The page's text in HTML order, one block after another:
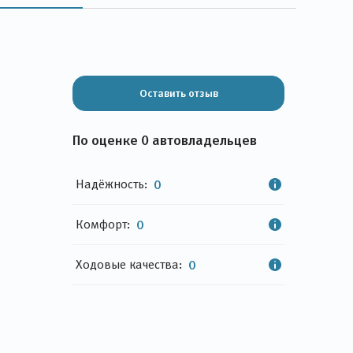
Оставить отзыв
По оценке 0 автовладельцев
Надёжность: 0
Комфорт: 0
Ходовые качества: 0